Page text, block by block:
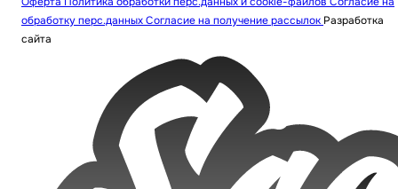
обработку перс.данныхСогласие на получение рассылок Разработка
сайта